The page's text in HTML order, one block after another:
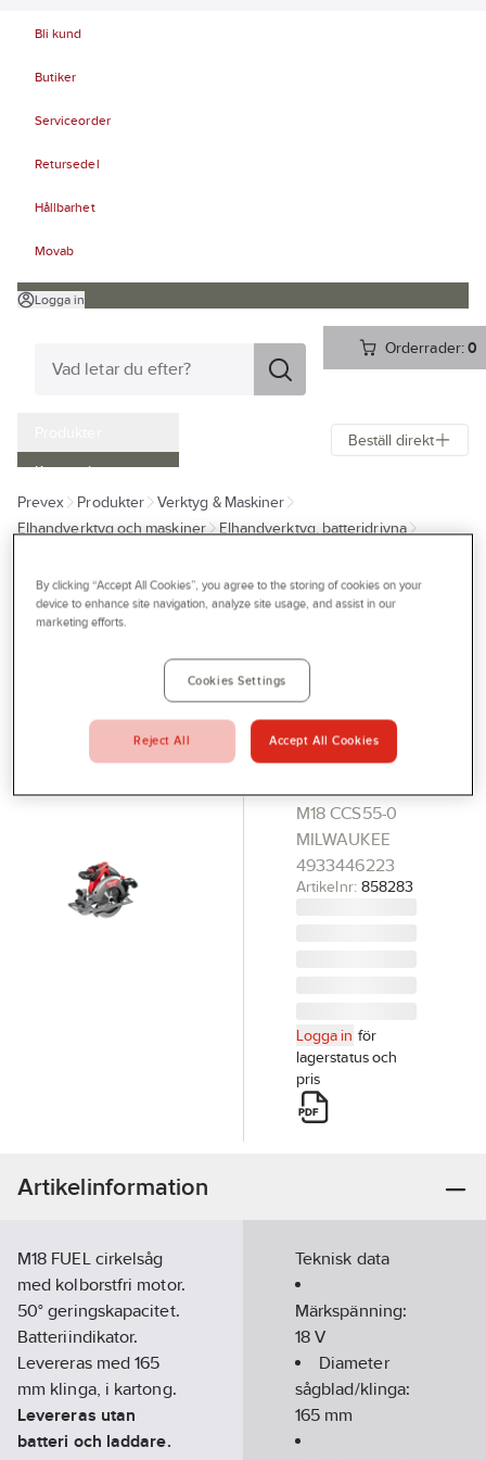
Bli kund
Butiker
Serviceorder
Retursedel
Hållbarhet
Movab
Logga in
Orderrader:0
Kampanjer
Outlet
Bli kund
Aktuellt
Serviceverkstad
Beställ direkt
Prevex Produkter
Verktyg & Maskiner
Elhandverktyg och maskiner
Elhandverktyg, batteridrivna
Outlet
MILWAUKEE
Milwaukee
M18
CCS55-0
Solo
M18 CCS55-0
MILWAUKEE
4933446223
Artikelnr: 858283
Logga in för
lagerstatus och
pris
Artikelinformation
M18 FUEL cirkelsåg
med kolborstfri motor.
50° geringskapacitet.
Batteriindikator.
Levereras med 165
mm klinga, i kartong.
Levereras utan
batteri och laddare.
Teknisk data
Märkspänning:
18 V
Diameter
sågblad/klinga:
165 mm
By clicking “Accept All Cookies”, you agree to the storing of cookies on your
device to enhance site navigation, analyze site usage, and assist in our
marketing efforts.
Cookies Settings
Reject All Accept All Cookies